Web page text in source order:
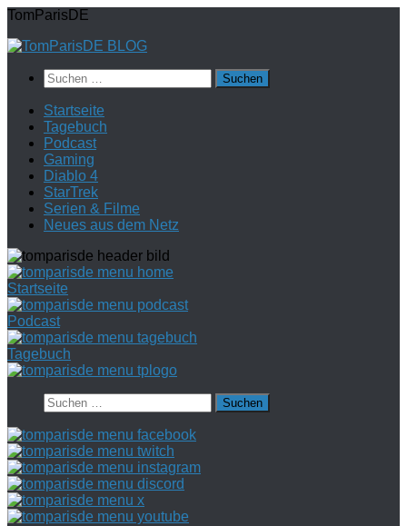
Zum
springen
TomParisDE
Suchen
nach:
Startseite
Tagebuch
Podcast
Gaming
Diablo 4
StarTrek
Serien & Filme
Neues aus dem Netz
Startseite
Podcast
Tagebuch
Suchen
nach: